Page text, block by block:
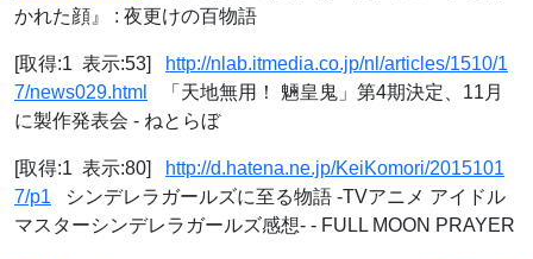
かれた顔』 : 夜更けの百物語
[取得:1 表示:53]
http://nlab.itmedia.co.jp/nl/articles/1510/1
7/news029.html
「天地無用！ 魎皇鬼」第4期決定、11月
に製作発表会 - ねとらぼ
[取得:1 表示:80]
http://d.hatena.ne.jp/KeiKomori/2015101
7/p1 シンデレラガールズに至る物語 -TVアニメ アイドル
マスターシンデレラガールズ感想- - FULL MOON PRAYER